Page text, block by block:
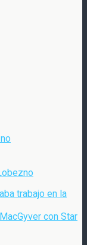
trabajo en la
con Star